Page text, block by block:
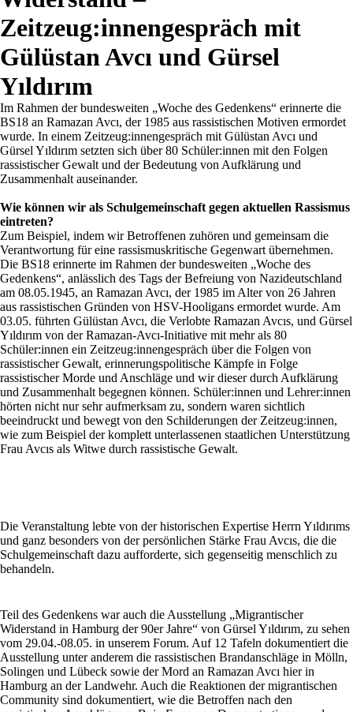
Zeitzeug:innengespräch mit
Gülüstan Avcı und Gürsel
Yıldırım
Im Rahmen der bundesweiten „Woche des Gedenkens“ erinnerte die
BS18 an Ramazan Avcı, der 1985 aus rassistischen Motiven ermordet
wurde. In einem Zeitzeug:innengespräch mit Gülüstan Avcı und
Gürsel Yıldırım setzten sich über 80 Schüler:innen mit den Folgen
rassistischer Gewalt und der Bedeutung von Aufklärung und
Zusammenhalt auseinander.
Wie können wir als Schulgemeinschaft gegen aktuellen Rassismus
eintreten?
Zum Beispiel, indem wir Betroffenen zuhören und gemeinsam die
Verantwortung für eine rassismuskritische Gegenwart übernehmen.
Die BS18 erinnerte im Rahmen der bundesweiten „Woche des
Gedenkens“, anlässlich des Tags der Befreiung von Nazideutschland
am 08.05.1945, an Ramazan Avcı, der 1985 im Alter von 26 Jahren
aus rassistischen Gründen von HSV-Hooligans ermordet wurde. Am
03.05. führten Gülüstan Avcı, die Verlobte Ramazan Avcıs, und Gürsel
Yıldırım von der Ramazan-Avcı-Initiative mit mehr als 80
Schüler:innen ein Zeitzeug:innengespräch über die Folgen von
rassistischer Gewalt, erinnerungspolitische Kämpfe in Folge
rassistischer Morde und Anschläge und wir dieser durch Aufklärung
und Zusammenhalt begegnen können. Schüler:innen und Lehrer:innen
hörten nicht nur sehr aufmerksam zu, sondern waren sichtlich
beeindruckt und bewegt von den Schilderungen der Zeitzeug:innen,
wie zum Beispiel der komplett unterlassenen staatlichen Unterstützung
Frau Avcıs als Witwe durch rassistische Gewalt.
Die Veranstaltung lebte von der historischen Expertise Herrn Yıldırıms
und ganz besonders von der persönlichen Stärke Frau Avcıs, die die
Schulgemeinschaft dazu aufforderte, sich gegenseitig menschlich zu
behandeln.
Teil des Gedenkens war auch die Ausstellung „Migrantischer
Widerstand in Hamburg der 90er Jahre“ von Gürsel Yıldırım, zu sehen
vom 29.04.-08.05. in unserem Forum. Auf 12 Tafeln dokumentiert die
Ausstellung unter anderem die rassistischen Brandanschläge in Mölln,
Solingen und Lübeck sowie der Mord an Ramazan Avcı hier in
Hamburg an der Landwehr. Auch die Reaktionen der migrantischen
Community sind dokumentiert, wie die Betroffen nach den